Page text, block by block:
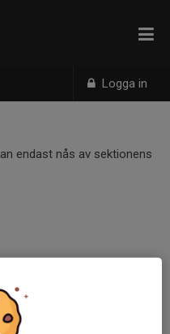
Logga in
endast nås av sektionens